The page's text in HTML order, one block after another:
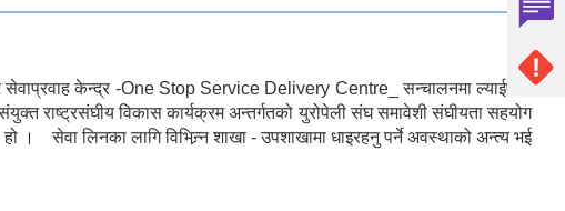
सेवाप्रवाह केन्द्र -One Stop Service Delivery Centre_ सन्चालनमा ल्याईएको
राष्ट्रसंघीय विकास कार्यक्रम अन्तर्गतको युरोपेली संघ समावेशी संघीयता सहयोग
लिनका लागि विभिन्र्न शाखा - उपशाखामा धाइरहनु पर्ने अवस्थाको अन्त्य भई